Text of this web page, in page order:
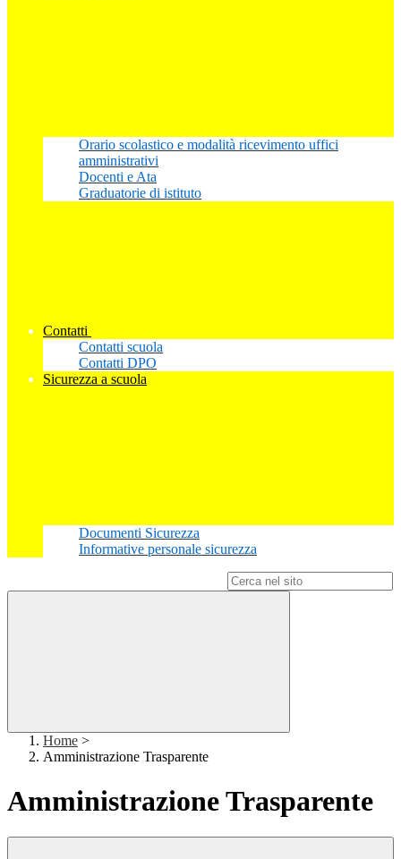
Orario scolastico e modalità ricevimento uffici
amministrativi
Docenti e Ata
Graduatorie di istituto
Contatti
Contatti scuola
Contatti DPO
Sicurezza a scuola
Documenti Sicurezza
Informative personale sicurezza
Home >
Amministrazione Trasparente
Amministrazione Trasparente